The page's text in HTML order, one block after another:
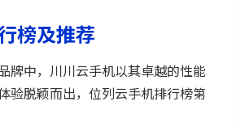
榜及推荐
牌中，川川云手机以其卓越的性能
验脱颖而出，位列云手机排行榜第